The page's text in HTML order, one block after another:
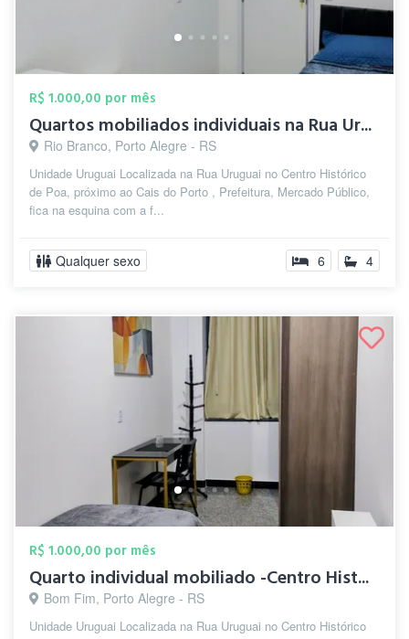
R$ 1.000,00 por mês
Quartos mobiliados individuais na Rua Ur...
Rio Branco, Porto Alegre - RS
Unidade Uruguai Localizada na Rua Uruguai no Centro Histórico
de Poa, próximo ao Cais do Porto , Prefeitura, Mercado Público,
fica na esquina com a f...
Qualquer sexo 6 4
R$ 1.000,00 por mês
Quarto individual mobiliado -Centro Hist...
Bom Fim, Porto Alegre - RS
Unidade Uruguai Localizada na Rua Uruguai no Centro Histórico